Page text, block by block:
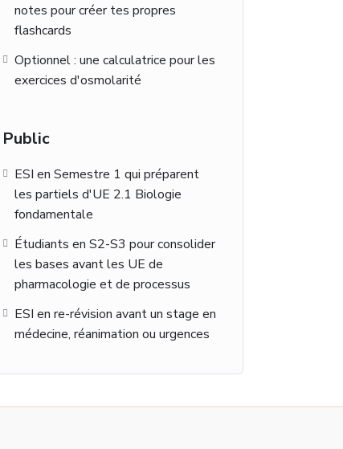
notes pour créer tes propres
flashcards
Optionnel : une calculatrice pour les
exercices d'osmolarité
Public
ESI en Semestre 1 qui préparent
les partiels d'UE 2.1 Biologie
fondamentale
Étudiants en S2-S3 pour consolider
les bases avant les UE de
pharmacologie et de processus
ESI en re-révision avant un stage en
médecine, réanimation ou urgences